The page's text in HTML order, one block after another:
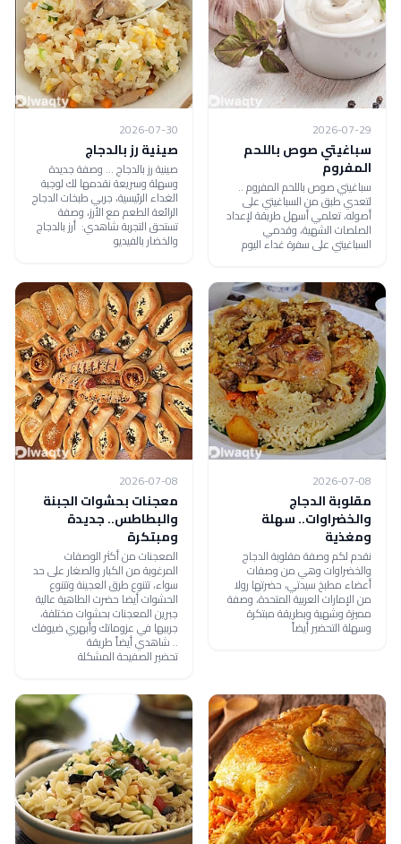
2026-07-29
سباغيتي صوص باللحم
المفروم
سباغيتي صوص باللحم المفروم ..
لتعدي طبق من السباغيتي على
أصوله، تعلمي أسهل طريقة لإعداد
الصلصات الشهية، وقدمي
السباغيتي على سفرة غداء اليوم
2026-07-30
صينية رز بالدجاج
صينية رز بالدجاج ... وصفة جديدة
وسهلة وسريعة نقدمها لك لوجبة
الغداء الرئيسية، جربي طبخات الدجاج
الرائعة الطعم مع الأرز، وصفة
تستحق التجربة شاهدي: أرز بالدجاج
والخضار بالفيديو
2026-07-08
مقلوبة الدجاج
والخضراوات.. سهلة
ومغذية
نقدم لكم وصفة مقلوبة الدجاج
والخضراوات وهي من وصفات
أعضاء مطبخ سيدتي، حضرتها رولا
من الإمارات العربية المتحدة، وصفة
مميزة وشهية وبطريقة مبتكرة
وسهلة التحضير أيضاً
2026-07-08
معجنات بحشوات الجبنة
والبطاطس.. جديدة
ومبتكرة
المعجنات من أكثر الوصفات
المرغوبة من الكبار والصغار على حد
سواء، تتنوع طرق العجينة وتتنوع
الحشوات أيضا حضرت الطاهية عالية
جبرين المعجنات بحشوات مختلفة،
جربيها في عزوماتك وأبهري ضيوفك
.. شاهدي أيضاً طريقة
تحضير الصفيحة المشكلة